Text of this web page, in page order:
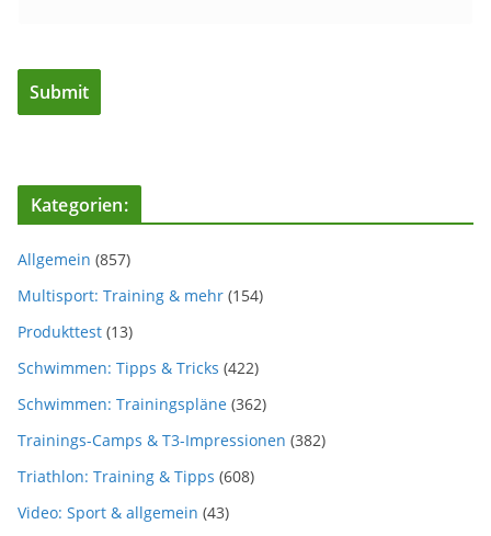
Kategorien:
Allgemein (857)
Multisport: Training & mehr (154)
Produkttest (13)
Schwimmen: Tipps & Tricks (422)
Schwimmen: Trainingspläne (362)
Trainings-Camps & T3-Impressionen (382)
Triathlon: Training & Tipps (608)
Video: Sport & allgemein (43)